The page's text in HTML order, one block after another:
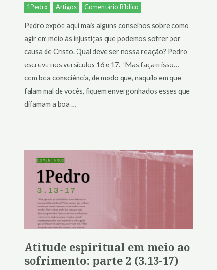
1Pedro Artigos Comentário Bíblico
Pedro expõe aqui mais alguns conselhos sobre como
agir em meio às injustiças que podemos sofrer por
causa de Cristo. Qual deve ser nossa reação? Pedro
escreve nos versículos 16 e 17: “Mas façam isso…
com boa consciência, de modo que, naquilo em que
falam mal de vocês, fiquem envergonhados esses que
difamam a boa …
Atitude espiritual em meio ao
sofrimento: parte 2 (3.13-17)